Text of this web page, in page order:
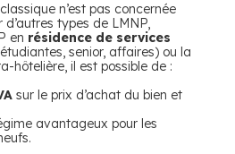
n’est pas concernée
types de LMNP,
en résidence de services
senior, affaires) ou la
hôtelière, il est possible de :
sur le prix d’achat du bien et
avantageux pour les